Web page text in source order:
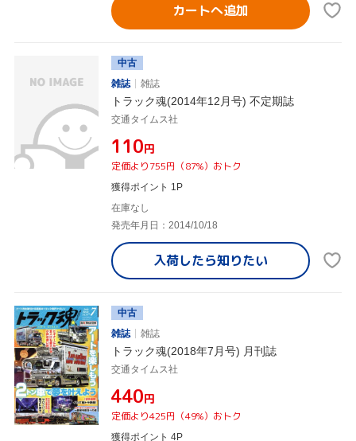
カートへ追加
中古
雑誌
雑誌
トラック魂(2014年12月号) 不定期誌
交通タイムス社
¥110円
定価より755円（87%）おトク
獲得ポイント 1P
在庫なし
発売年月日：2014/10/18
入荷したら知りたい
中古
雑誌
雑誌
トラック魂(2018年7月号) 月刊誌
交通タイムス社
¥440円
定価より425円（49%）おトク
獲得ポイント 4P